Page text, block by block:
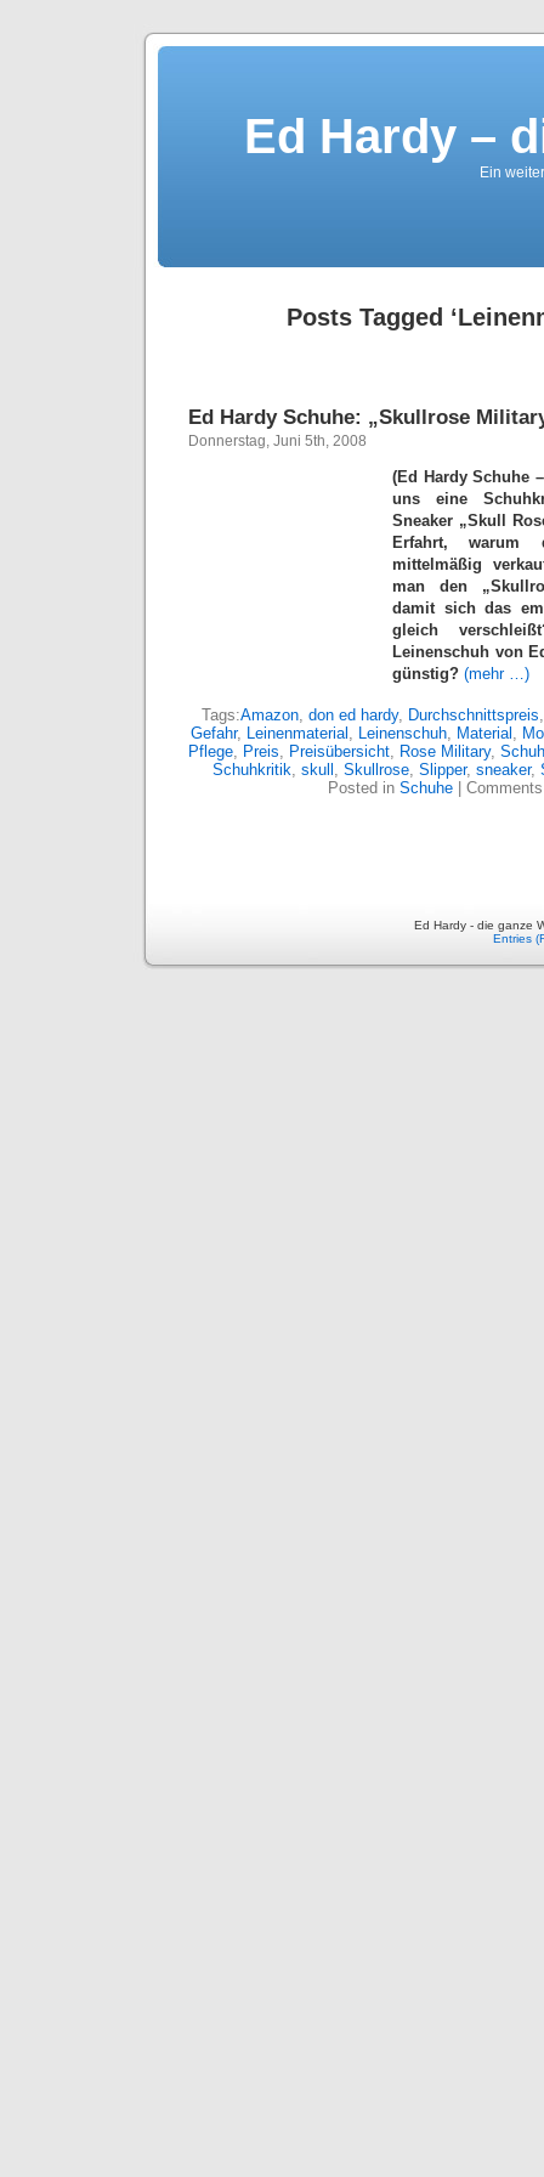
Ed Hardy –
Ein
Posts Tagged
Ed Hardy Schuhe: „Skullrose
Donnerstag, Juni 5th, 2008
(Ed Hardy Schuhe
uns eine
Sneaker „Skull
Erfahrt,
mittelmäßig
man den
damit sich das
gleich
Leinenschuh von
günstig? (mehr …)
Tags:Amazon, don ed hardy, Durchschnittspreis
Gefahr, Leinenmaterial , Leinenschuh, Material ,
Pflege, Preis, Preisübersicht, Rose Military, Schuh
Schuhkritik, skull , Skullrose, Slipper, sneaker,
Posted in Schuhe|
Ed Hardy - die ganze
Entries